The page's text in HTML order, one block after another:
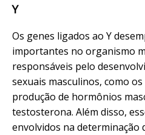
Y
Os genes ligados ao Y
importantes no organismo
responsáveis pelo
sexuais masculinos, como
produção de hormônios
testosterona. Além disso,
envolvidos na determinação